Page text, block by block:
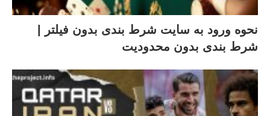
نحوه ورود به سایت شرط بندی بدون فیلتر |
شرط بندی بدون محدودیت